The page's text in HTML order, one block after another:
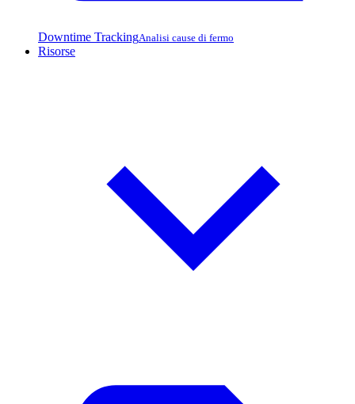
Downtime TrackingAnalisi cause di fermo
Risorse